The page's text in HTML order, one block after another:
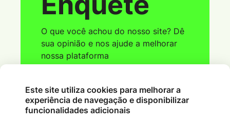
Coloque seu e-mail e senha para ter
acesso ao webmail
O que você achou do nosso site? Dê
sua opinião e nos ajude a melhorar
nossa plataforma
Ver Parcial
Este site utiliza cookies para melhorar a
experiência de navegação e disponibilizar
funcionalidades adicionais